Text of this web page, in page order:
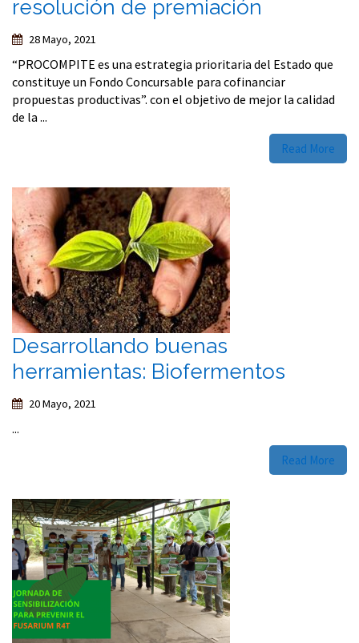
resolución de premiación
28 Mayo, 2021
“PROCOMPITE es una estrategia prioritaria del Estado que
constituye un Fondo Concursable para cofinanciar
propuestas productivas”. con el objetivo de mejor la calidad
de la ...
Read More
Desarrollando buenas
herramientas: Biofermentos
20 Mayo, 2021
...
Read More